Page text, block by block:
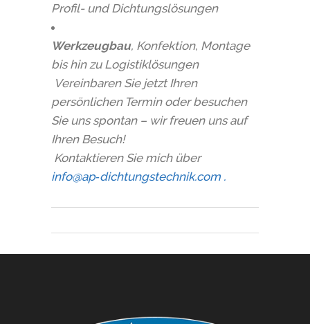
Profil- und Dichtungslösungen
Werkzeugbau, Konfektion, Montage
bis hin zu Logistiklösungen
Vereinbaren Sie jetzt Ihren
persönlichen Termin oder besuchen
Sie uns spontan – wir freuen uns auf
Ihren Besuch!
Kontaktieren Sie mich über
info@ap‑dichtungstechnik.com .